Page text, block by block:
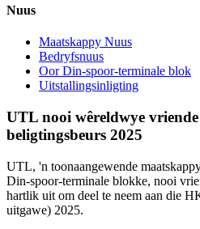
Nuus
Maatskappy Nuus
Bedryfsnuus
Oor Din-spoor-terminale blok
Uitstallingsinligting
UTL nooi wêreldwye
beligtingsbeurs 2025
UTL, 'n toonaangewende
Din-spoor-terminale blokke, nooi
hartlik uit om deel te neem aan die
uitgawe) 2025.